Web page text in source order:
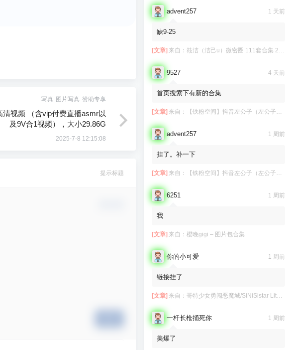
写真 图片写真 赞助专享
视频 （含vip付费直播asmr以
及9V合1视频），大小29.86G
2025-7-8 12:15:08
提示标题
advent257 1 天前
缺9-25
[文章] 来自： 筱洁（洁己u）微密圈 111套合集 20.3G
9527 4 天前
首页搜索下有新的合集
[文章] 来自： 【铁粉空间】抖音左公子（左公子666）合集【2063P 181V】
advent257 1 周前
挂了。补一下
[文章] 来自： 【铁粉空间】抖音左公子（左公子666）合集【2063P 181V】
6251 1 周前
我
[文章] 来自： 樱晚gigi – 图片包合集
你的小可爱 1 周前
链接挂了
[文章] 来自： 哥特少女勇闯恶魔城/SiNiSistar Lite Version（Build.7793201+DLC+通关档）
一杆长枪捅死你 1 周前
美爆了